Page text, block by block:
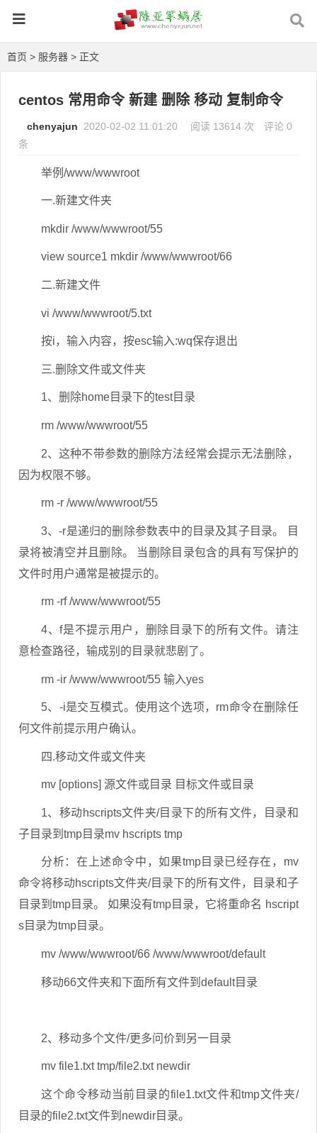
首页 > 服务器 > 正文
centos 常用命令 新建 删除 移动 复制命令
chenyajun 2020-02-02 11:01:20 阅读 13614 次
评论 0
条
举例/www/wwwroot
一.新建文件夹
mkdir /www/wwwroot/55
view source1 mkdir /www/wwwroot/66
二.新建文件
vi /www/wwwroot/5.txt
按i，输入内容，按esc输入:wq保存退出
三.删除文件或文件夹
1、删除home目录下的test目录
rm /www/wwwroot/55
2、这种不带参数的删除方法经常会提示无法删除，
因为权限不够。
rm -r /www/wwwroot/55
3、-r是递归的删除参数表中的目录及其子目录。 目
录将被清空并且删除。 当删除目录包含的具有写保护的
文件时用户通常是被提示的。
rm -rf /www/wwwroot/55
4、f是不提示用户，删除目录下的所有文件。请注
意检查路径，输成别的目录就悲剧了。
rm -ir /www/wwwroot/55 输入yes
5、-i是交互模式。使用这个选项，rm命令在删除任
何文件前提示用户确认。
四.移动文件或文件夹
mv [options] 源文件或目录 目标文件或目录
1、移动hscripts文件夹/目录下的所有文件，目录和
子目录到tmp目录mv hscripts tmp
分析：在上述命令中，如果tmp目录已经存在，mv
命令将移动hscripts文件夹/目录下的所有文件，目录和子
目录到tmp目录。 如果没有tmp目录，它将重命名 hscript
s目录为tmp目录。
mv /www/wwwroot/66 /www/wwwroot/default
移动66文件夹和下面所有文件到default目录
2、移动多个文件/更多问价到另一目录
mv file1.txt tmp/file2.txt newdir
这个命令移动当前目录的file1.txt文件和tmp文件夹/
目录的file2.txt文件到newdir目录。